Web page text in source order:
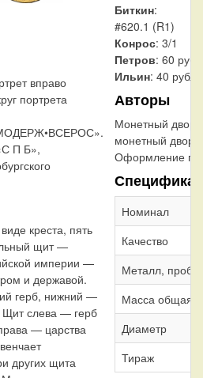
вправо
портрета
П Б»,
креста, пять
щит —
империи —
и державой.
герб, нижний —
Щит слева — герб
— царства
других щита
Биткин:
#620.1 (R1)
Конрос: 3/1
Петров: 60
Ильин: 40
Авторы
Монетный двор:
монетный двор
Оформление
Номинал
Качество
Металл, проба
Масса общая
Диаметр
Тираж